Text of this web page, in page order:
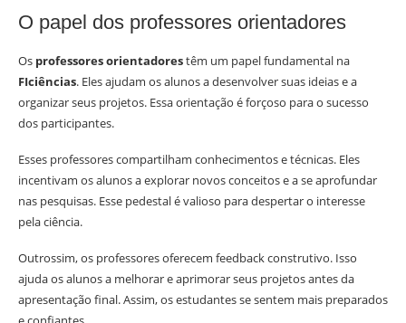
O papel dos professores orientadores
Os professores orientadorestêm um papel fundamental na
FIciências. Eles ajudam os alunos a desenvolver suas ideias e a
organizar seus projetos. Essa orientação é forçoso para o sucesso
dos participantes.
Esses professores compartilham conhecimentos e técnicas. Eles
incentivam os alunos a explorar novos conceitos e a se aprofundar
nas pesquisas. Esse pedestal é valioso para despertar o interesse
pela ciência.
Outrossim, os professores oferecem feedback construtivo. Isso
ajuda os alunos a melhorar e aprimorar seus projetos antes da
apresentação final. Assim, os estudantes se sentem mais preparados